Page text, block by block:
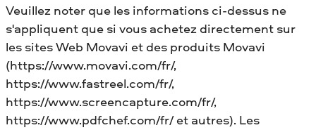
Veuillez noter que les informations ci-dessus ne
s'appliquent que si vous achetez directement sur
les sites Web Movavi et des produits Movavi
(https://www.movavi.com/fr/,
https://www.fastreel.com/fr/,
https://www.screencapture.com/fr/,
https://www.pdfchef.com/fr/ et autres). Les